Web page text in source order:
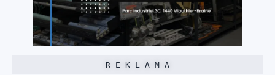
R E K L A M A